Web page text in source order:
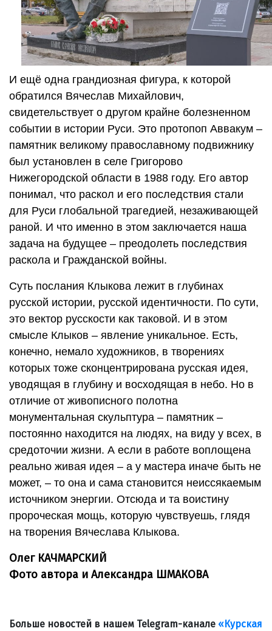
И ещё одна грандиозная фигура, к которой
обратился Вячеслав Михайлович,
свидетельствует о другом крайне болезненном
событии в истории Руси. Это протопоп Аввакум –
памятник великому православному подвижнику
был установлен в селе Григорово
Нижегородской области в 1988 году. Его автор
понимал, что раскол и его последствия стали
для Руси глобальной трагедией, незаживающей
раной. И что именно в этом заключается наша
задача на будущее – преодолеть последствия
раскола и Гражданской войны.
Суть послания Клыкова лежит в глубинах
русской истории, русской идентичности. По сути,
это вектор русскости как таковой. И в этом
смысле Клыков – явление уникальное. Есть,
конечно, немало художников, в творениях
которых тоже сконцентрирована русская идея,
уводящая в глубину и восходящая в небо. Но в
отличие от живописного полотна
монументальная скульптура – памятник –
постоянно находится на людях, на виду у всех, в
средоточии жизни. А если в работе воплощена
реально живая идея – а у мастера иначе быть не
может, – то она и сама становится неиссякаемым
источником энергии. Отсюда и та воистину
пророческая мощь, которую чувствуешь, глядя
на творения Вячеслава Клыкова.
Олег КАЧМАРСКИЙ
Фото автора и Александра ШМАКОВА
Больше новостей в нашем Telegram-канале «Курская